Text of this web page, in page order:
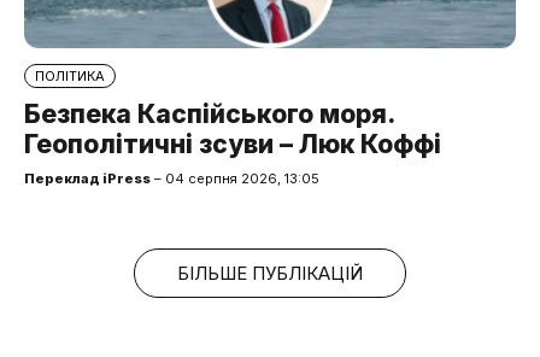
ПОЛІТИКА
Безпека Каспійського моря.
Геополітичні зсуви – Люк Коффі
Переклад iPress – 04 серпня 2026, 13:05
БІЛЬШЕ ПУБЛІКАЦІЙ